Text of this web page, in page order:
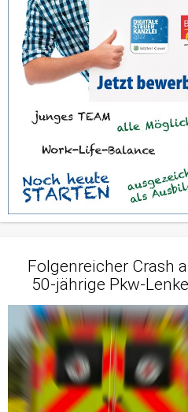
Folgenreicher Crash
50-jährige Pkw-